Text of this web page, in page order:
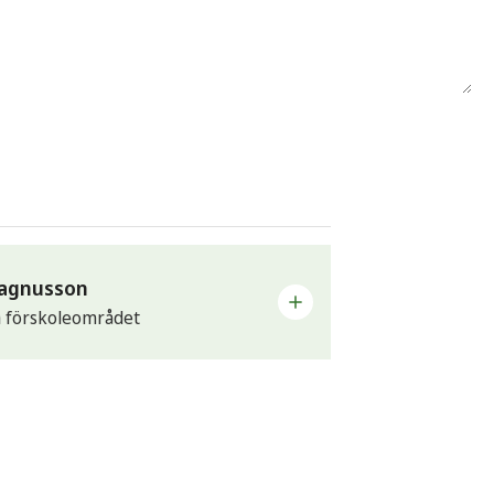
förskoleområdet